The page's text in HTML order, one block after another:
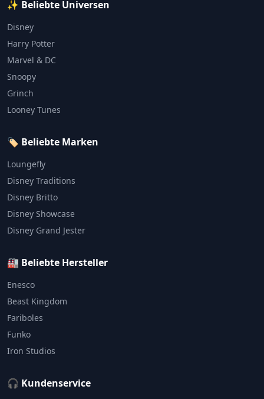
✨ Beliebte Universen
Disney
Harry Potter
Marvel & DC
Snoopy
Grinch
Looney Tunes
🏷️ Beliebte Marken
Loungefly
Disney Traditions
Disney Britto
Disney Showcase
Disney Grand Jester
🏭 Beliebte Hersteller
Enesco
Beast Kingdom
Fariboles
Funko
Iron Studios
🎧 Kundenservice